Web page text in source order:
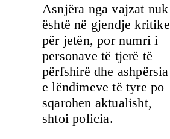
Asnjëra nga vajzat nuk
është në gjendje kritike
për jetën, por numri i
personave të tjerë të
përfshirë dhe ashpërsia
e lëndimeve të tyre po
sqarohen aktualisht,
shtoi policia.